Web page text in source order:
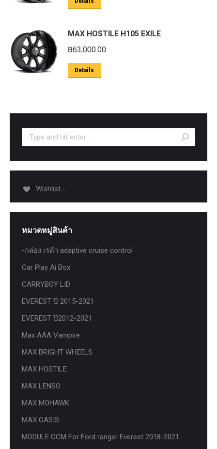
MAX HOSTILE H105 EXILE
฿63,000.00
Details
Search:
Wishlist -
หมวดหมู่สินค้า
-กล่อง เรด้า adaptive cruise control
Car Play Ai Box
CARRYBOY LID
EVEREST ปี 2015-2021
EVEREST ปี2012-2021
Max AAA Vampire
MAX BRIGHT WHEELS
MAX HOSTILE
MAX LENSO
MAX MOHAWK
MAX OASIS
MODULE CCM For Ford ranger Everest 2018-2021